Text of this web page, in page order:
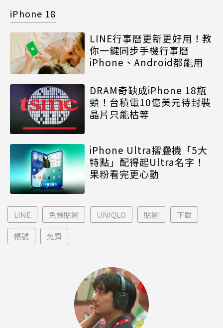
iPhone 18
LINE行事曆更新更好用！教
你一鍵同步手機行事曆
iPhone、Android都能用
DRAM奇缺成iPhone 18瓶
頸！台積電10億美元待封裝
晶片只能枯等
iPhone Ultra摺疊機「5大
特點」配得起Ultra名字！
果粉看完更心動
LINE 免費貼圖 UNIQLO 貼圖 下載
帳號 免費